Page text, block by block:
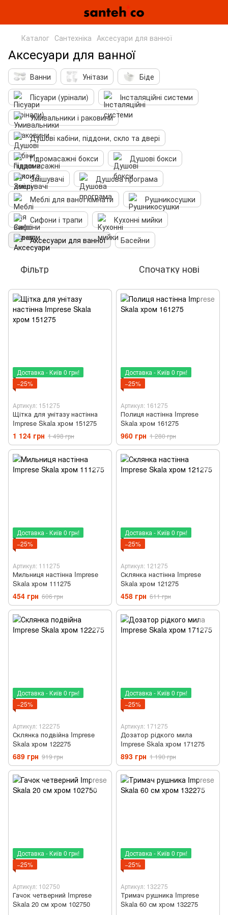
Каталог Сантехніка Аксесуари для ванної
Аксесуари для ванної
Ванни Унітази
Біде
Пісуари (урінали)
Інсталяційні системи
Умивальники і раковини
Душові кабіни, піддони, скло та двері
Гідромасажні бокси
Душові бокси
Змішувачі
Душова програма
Меблі для ваної кімнати
Рушникосушки
Сифони і трапи
Кухонні мийки
Аксесуари для ванної
Басейни
Фільтр Спочатку нові
Доставка - Київ 0 грн!
−25%
Артикул: 151275
Щітка для унітазу настінна
Imprese Skala хром 151275
1 124 грн 1 498 грн
Доставка - Київ 0 грн!
−25%
Артикул: 161275
Полиця настінна Imprese
Skala хром 161275
960 грн 1 280 грн
Доставка - Київ 0 грн!
−25%
Артикул: 111275
Мильниця настінна Imprese
Skala хром 111275
454 грн 606 грн
Доставка - Київ 0 грн!
−25%
Артикул: 121275
Склянка настінна Imprese
Skala хром 121275
458 грн 611 грн
Доставка - Київ 0 грн!
−25%
Артикул: 122275
Склянка подвійна Imprese
Skala хром 122275
689 грн 919 грн
Доставка - Київ 0 грн!
−25%
Артикул: 171275
Дозатор рідкого мила
Imprese Skala хром 171275
893 грн 1 190 грн
Доставка - Київ 0 грн!
−25%
Артикул: 102750
Гачок четверний Imprese
Skala 20 см хром 102750
Доставка - Київ 0 грн!
−25%
Артикул: 132275
Тримач рушника Imprese
Skala 60 см хром 132275